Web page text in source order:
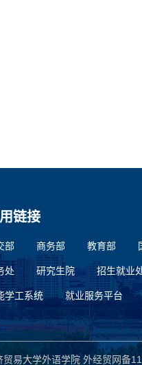
链接
部 商务部 教育部
处 研究生院 招生就业
学工系统 就业服务平台
易大学外语学院 外经贸网备